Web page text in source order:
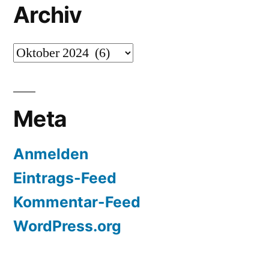
Archiv
Archiv
Meta
Anmelden
Eintrags-Feed
Kommentar-Feed
WordPress.org